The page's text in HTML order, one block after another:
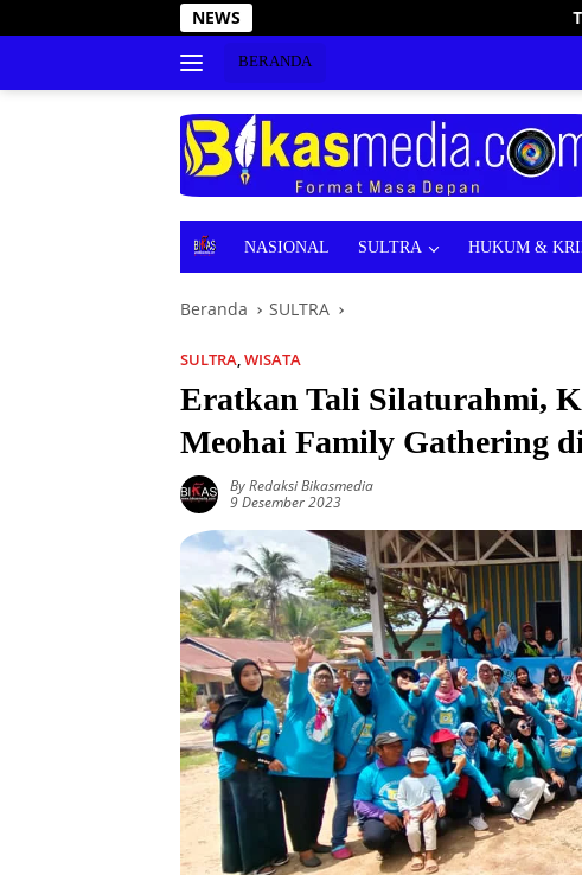
ke
NEWS Tanggap Bencana, Wakil
BERANDA
B
I
A
NASIONAL SULTRA HUKUM &
Beranda SULTRA
SULTRA,WISATA
Eratkan Tali Silaturahmi,
Meohai Family Gathering
By Redaksi Bikasmedia
9 Desember 2023